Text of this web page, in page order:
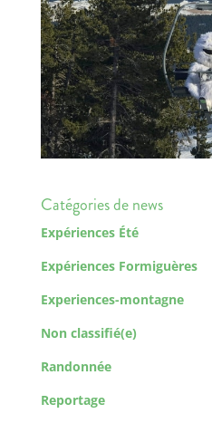
Catégories de news
Expériences Été
Expériences Formiguères
Experiences-montagne
Non classifié(e)
Randonnée
Reportage